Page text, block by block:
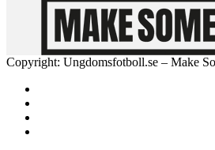
Copyright: Ungdomsfotboll.se – Make